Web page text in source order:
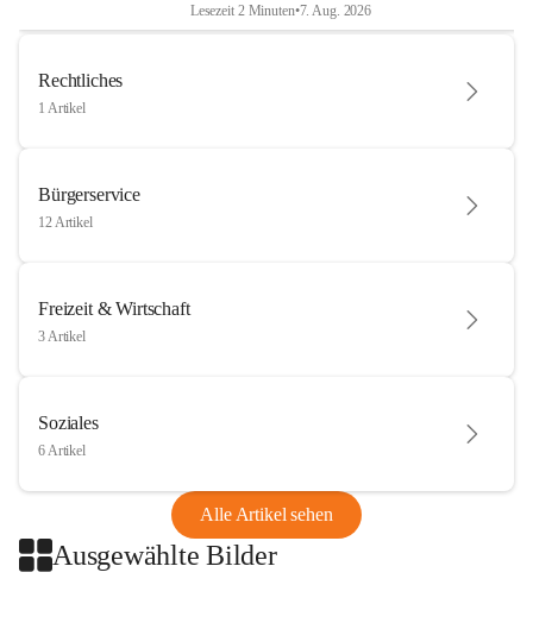
Lesezeit 2 Minuten•7. Aug. 2026
Rechtliches
1 Artikel
Bürgerservice
12 Artikel
Freizeit & Wirtschaft
3 Artikel
Soziales
6 Artikel
Alle Artikel sehen
Ausgewählte Bilder